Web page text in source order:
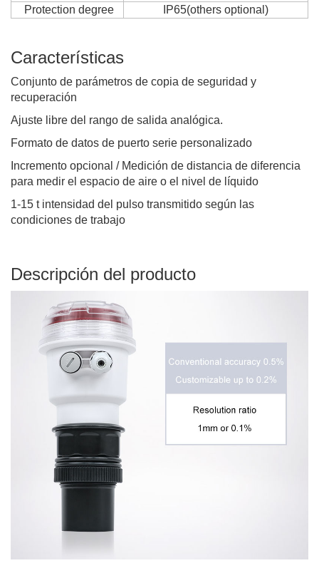
Protection degree
IP65(others optional)
Características
Conjunto de parámetros de copia de seguridad y
recuperación
Ajuste libre del rango de salida analógica.
Formato de datos de puerto serie personalizado
Incremento opcional / Medición de distancia de diferencia
para medir el espacio de aire o el nivel de líquido
1-15 t intensidad del pulso transmitido según las
condiciones de trabajo
Descripción del producto